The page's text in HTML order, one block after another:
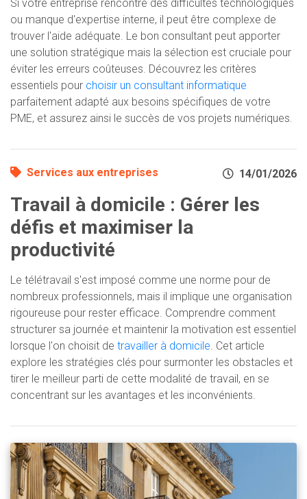
Si votre entreprise rencontre des difficultés technologiques
ou manque d'expertise interne, il peut être complexe de
trouver l'aide adéquate. Le bon consultant peut apporter
une solution stratégique mais la sélection est cruciale pour
éviter les erreurs coûteuses. Découvrez les critères
essentiels pour choisir un consultant informatique
parfaitement adapté aux besoins spécifiques de votre
PME, et assurez ainsi le succès de vos projets numériques.
Services aux entreprises 14/01/2026
Travail à domicile : Gérer les
défis et maximiser la
productivité
Le télétravail s'est imposé comme une norme pour de
nombreux professionnels, mais il implique une organisation
rigoureuse pour rester efficace. Comprendre comment
structurer sa journée et maintenir la motivation est essentiel
lorsque l'on choisit de travailler à domicile. Cet article
explore les stratégies clés pour surmonter les obstacles et
tirer le meilleur parti de cette modalité de travail, en se
concentrant sur les avantages et les inconvénients.